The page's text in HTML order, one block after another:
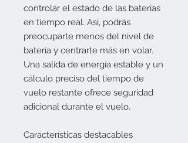
controlar el estado de las baterías
en tiempo real. Así, podrás
preocuparte menos del nivel de
batería y centrarte más en volar.
Una salida de energía estable y un
cálculo preciso del tiempo de
vuelo restante ofrece seguridad
adicional durante el vuelo.
Características destacables